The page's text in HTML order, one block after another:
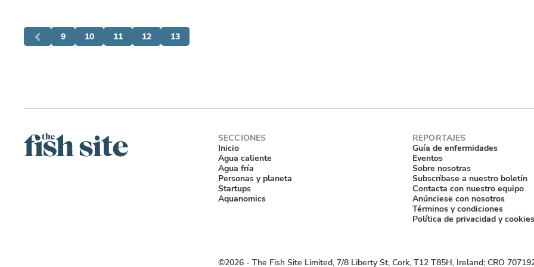
9 10 11 12 13
Inicio
Agua caliente
Agua fría
Personas y planeta
Startups
Aquanomics
Guía de enfermidades
Eventos
Sobre nosotras
Subscríbase a nuestro boletín
Contacta con nuestro equipo
Anúnciese con nosotros
Términos y condiciones
Política de privacidad y cookies
©2026 ‐ The Fish Site Limited, 7/8 Liberty St, Cork, T12 T85H, Ireland; CRO